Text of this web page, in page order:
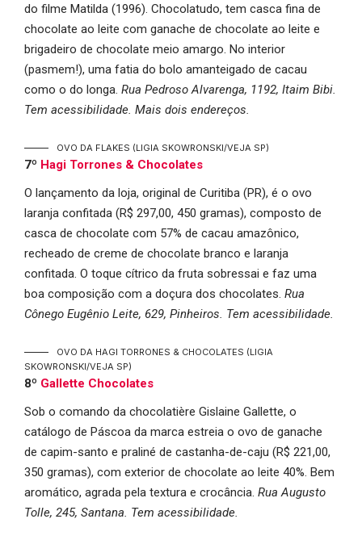
do filme Matilda (1996). Chocolatudo, tem casca fina de
chocolate ao leite com ganache de chocolate ao leite e
brigadeiro de chocolate meio amargo. No interior
(pasmem!), uma fatia do bolo amanteigado de cacau
como o do longa. Rua Pedroso Alvarenga, 1192, Itaim Bibi.
Tem acessibilidade. Mais dois endereços.
OVO DA FLAKES (LIGIA SKOWRONSKI/VEJA SP)
7º Hagi Torrones & Chocolates
O lançamento da loja, original de Curitiba (PR), é o ovo
laranja confitada (R$ 297,00, 450 gramas), composto de
casca de chocolate com 57% de cacau amazônico,
recheado de creme de chocolate branco e laranja
confitada. O toque cítrico da fruta sobressai e faz uma
boa composição com a doçura dos chocolates. Rua
Cônego Eugênio Leite, 629, Pinheiros. Tem acessibilidade.
OVO DA HAGI TORRONES & CHOCOLATES (LIGIA
SKOWRONSKI/VEJA SP)
8º Gallette Chocolates
Sob o comando da chocolatière Gislaine Gallette, o
catálogo de Páscoa da marca estreia o ovo de ganache
de capim-santo e praliné de castanha-de-caju (R$ 221,00,
350 gramas), com exterior de chocolate ao leite 40%. Bem
aromático, agrada pela textura e crocância. Rua Augusto
Tolle, 245, Santana. Tem acessibilidade.